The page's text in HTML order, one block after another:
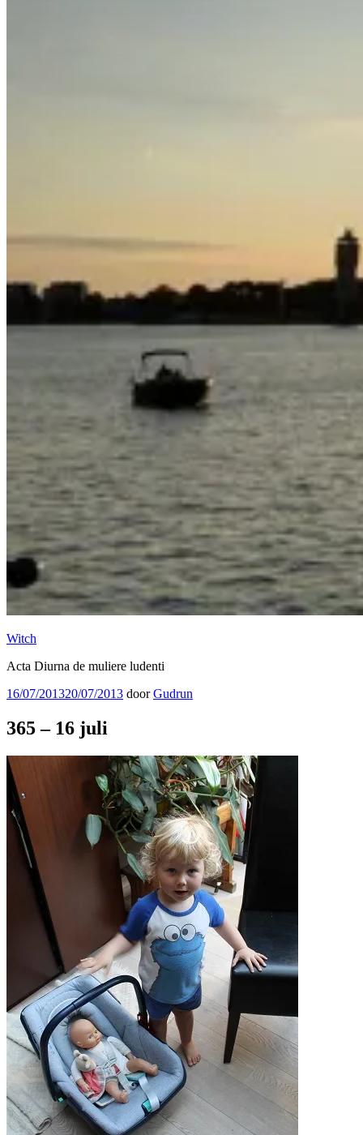
Witch
Acta Diurna de muliere ludenti
Geplaatst
16/07/201320/07/2013 doorGudrun
365 – 16 juli